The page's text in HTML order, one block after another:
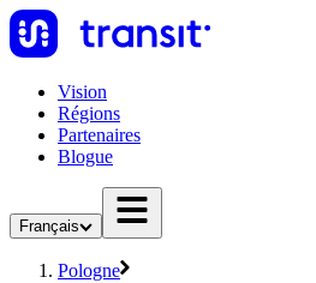
Vision
Régions
Partenaires
Blogue
Français
Pologne